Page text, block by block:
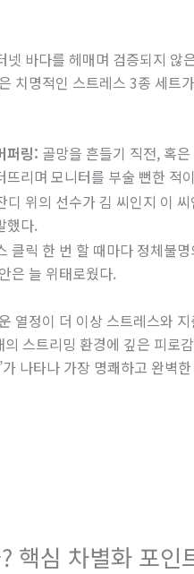
바다를 헤매며 검증되지 않
치명적인 스트레스 3종 세트
퍼링: 골망을 흔들기 직전, 혹
리며 모니터를 부술 뻔한 적
디 위의 선수가 김 씨인지 이
했다.
클릭 한 번 할 때마다 정체불
은 늘 위태로웠다.
열정이 더 이상 스트레스와
스트리밍 환경에 깊은 피로
나타나 가장 명쾌하고 완벽
핵심 차별화 포인